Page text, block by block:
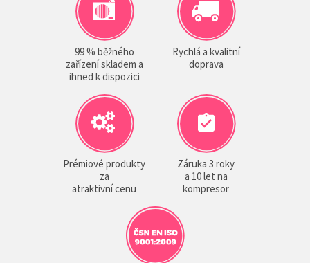
99 % běžného
zařízení skladem a
ihned k dispozici
Rychlá a kvalitní
doprava
Prémiové produkty
za
atraktivní cenu
Záruka 3 roky
a 10 let na
kompresor